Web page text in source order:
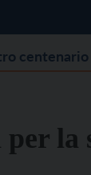
centenario
la